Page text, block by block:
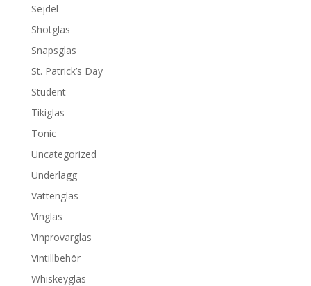
Sejdel
Shotglas
Snapsglas
St. Patrick’s Day
Student
Tikiglas
Tonic
Uncategorized
Underlägg
Vattenglas
Vinglas
Vinprovarglas
Vintillbehör
Whiskeyglas